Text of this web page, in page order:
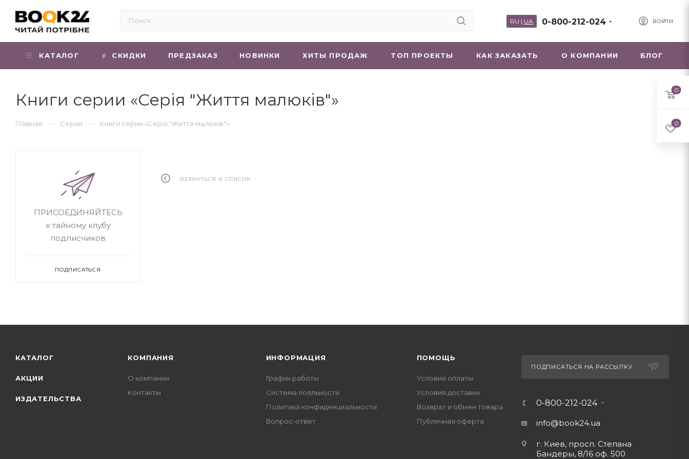
ВОЙТИ
0-800-212-024
RU | UA
КАТАЛОГ СКИДКИ ПРЕДЗАКАЗ НОВИНКИ ХИТЫ ПРОДАЖ ТОП ПРОЕКТЫ КАК ЗАКАЗАТЬ О КОМПАНИИ БЛОГ
Книги серии «Серія "Життя малюків"»
Главная — Серии — Книги серии «Серія "Життя малюків"»
ВЕРНУТЬСЯ В СПИСОК
ПРИСОЕДИНЯЙТЕСЬ
к тайному клубу
подписчиков
ПОДПИСАТЬСЯ
КАТАЛОГ
АКЦИИ
ИЗДАТЕЛЬСТВА
КОМПАНИЯ
О компании
Контакты
ИНФОРМАЦИЯ
График работы
Система лояльности
Политика конфиденциальности
Вопрос-ответ
ПОМОЩЬ
Условия оплаты
Условия доставки
Возврат и обмен товара
Публичная оферта
ПОДПИСАТЬСЯ НА РАССЫЛКУ
0-800-212-024
info@book24.ua
г. Киев, просп. Степана
Бандеры, 8/16 оф. 500
0
0